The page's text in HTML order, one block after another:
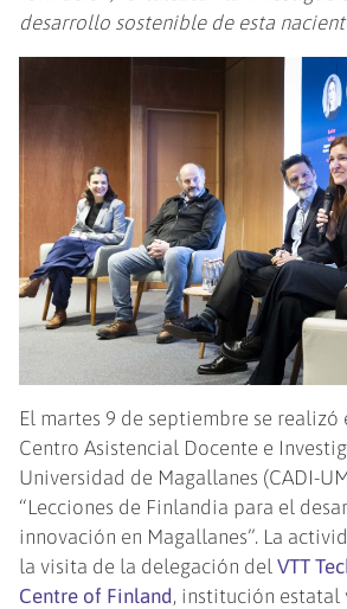
desarrollo sostenible de esta
El martes 9 de septiembre se
Centro Asistencial Docente e
Universidad de Magallanes (CADI-
“Lecciones de Finlandia para el
innovación en Magallanes”. La
la visita de la delegación delVTT
Centre of Finland, institución estatal